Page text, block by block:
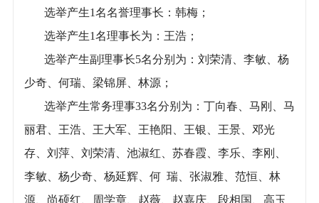
选举产生1名名誉理事长：韩梅；
选举产生1名理事长为：王浩；
选举产生副理事长5名分别为：刘荣清、李敏、杨
少奇、何瑞、梁锦屏、林源；
选举产生常务理事33名分别为：丁向春、马刚、马
丽君、王浩、王大军、王艳阳、王银、王景、邓光
存、刘萍、刘荣清、池淑红、苏春霞、李乐、李刚、
李敏、杨少奇、杨延辉、何 瑞、张淑雅、范恒、林
源、尚硕红、周学章、赵薇、赵嘉庆、段相国、高玉